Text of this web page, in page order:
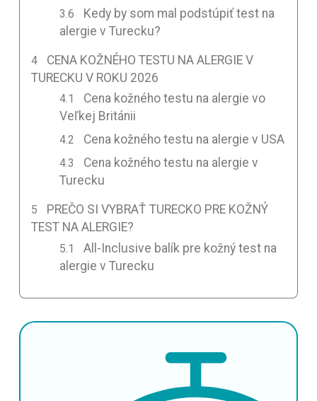
Kedy by som mal podstúpiť test na
alergie v Turecku?
CENA KOŽNÉHO TESTU NA ALERGIE V
TURECKU V ROKU 2026
Cena kožného testu na alergie vo
Veľkej Británii
Cena kožného testu na alergie v USA
Cena kožného testu na alergie v
Turecku
PREČO SI VYBRAŤ TURECKO PRE KOŽNÝ
TEST NA ALERGIE?
All-Inclusive balík pre kožný test na
alergie v Turecku